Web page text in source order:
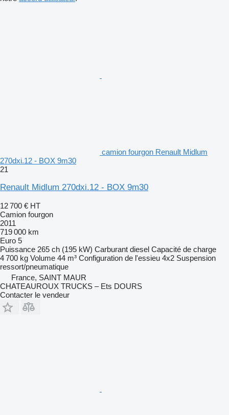
camion fourgon Renault Midlum
270dxi.12 - BOX 9m30
21
Renault Midlum 270dxi.12 - BOX 9m30
12 700 € HT
Camion fourgon
2011
719 000 km
Euro 5
Puissance 265 ch (195 kW) Carburant diesel Capacité de charge
4 700 kg Volume 44 m³ Configuration de l'essieu 4x2 Suspension
ressort/pneumatique
France, SAINT MAUR
CHATEAUROUX TRUCKS – Ets DOURS
Contacter le vendeur